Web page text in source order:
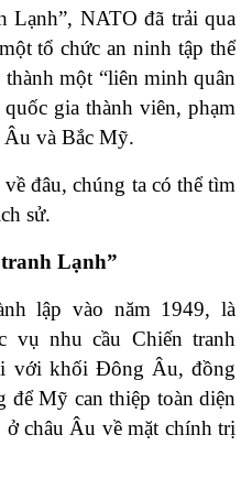
Lạnh”, NATO đã trải qua
tổ chức an ninh tập thể
một “liên minh quân
gia thành viên, phạm
và Bắc Mỹ.
đâu, chúng ta có thể tìm
sử.
Lạnh”
lập vào năm 1949, là
vụ nhu cầu Chiến tranh
với khối Đông Âu, đồng
để Mỹ can thiệp toàn diện
châu Âu về mặt chính trị